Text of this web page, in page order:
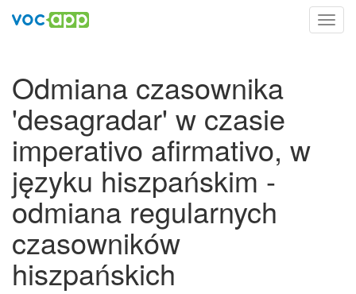
Odmiana czasownika
'desagradar' w czasie
imperativo afirmativo, w
języku hiszpańskim -
odmiana regularnych
czasowników
hiszpańskich